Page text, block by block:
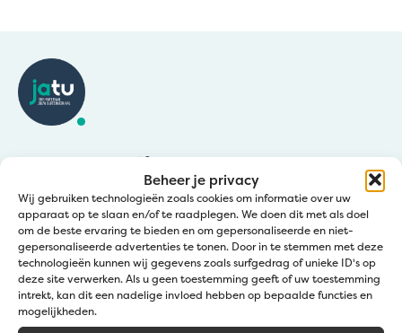
Beheer je privacy
Wij gebruiken technologieën zoals cookies om informatie over uw
apparaat op te slaan en/of te raadplegen. We doen dit met als doel
om de beste ervaring te bieden en om gepersonaliseerde en niet-
gepersonaliseerde advertenties te tonen. Door in te stemmen met deze
technologieën kunnen wij gegevens zoals surfgedrag of unieke ID's op
deze site verwerken. Als u geen toestemming geeft of uw toestemming
intrekt, kan dit een nadelige invloed hebben op bepaalde functies en
mogelijkheden.
Klantendienst
Bel:+32 50 36 77 20
Mail ons:info@jatu.be
Zomeruren:
☀️1 – 19 juli & 8 – 31 augustus
🕖 09:00 – 12:00 | 12:30 – 16:30 uur